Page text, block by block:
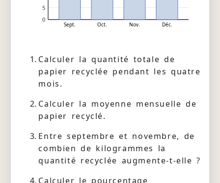
0
5
Sept. Oct. Nov. Déc.
Calculer la quantité totale de
papier recyclée pendant les quatre
mois.
Calculer la moyenne mensuelle de
papier recyclé.
Entre septembre et novembre, de
combien de kilogrammes la
quantité recyclée augmente-t-elle ?
Calculer le pourcentage